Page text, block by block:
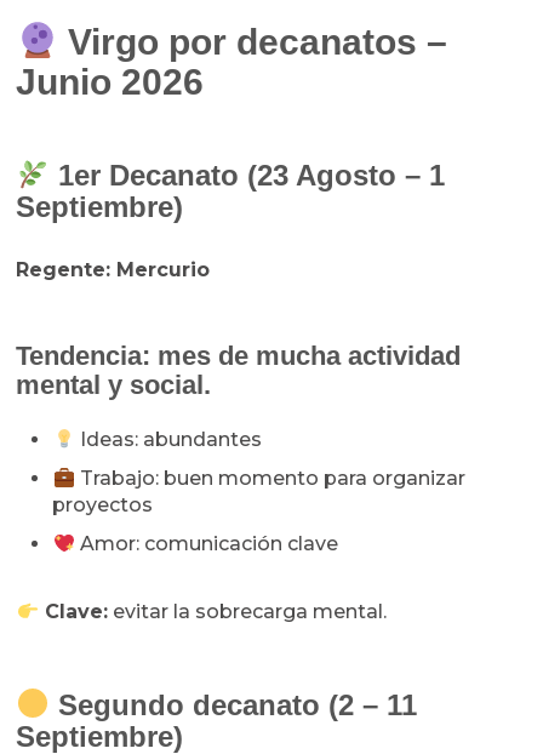
Virgo por decanatos –
Junio 2026
1er Decanato (23 Agosto – 1
Septiembre)
Regente: Mercurio
Tendencia: mes de mucha actividad
mental y social.
Ideas: abundantes
Trabajo: buen momento para organizar
proyectos
Amor: comunicación clave
Clave:evitar la sobrecarga mental.
Segundo decanato (2 – 11
Septiembre)